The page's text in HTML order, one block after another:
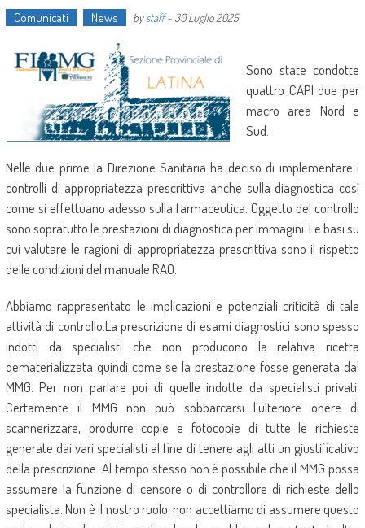
Comunicati News bystaff- 30 Luglio 2025
Sono state condotte
quattro CAPI due per
macro area Nord e
Sud.
Nelle due prime la Direzione Sanitaria ha deciso di implementare i
controlli di appropriatezza prescrittiva anche sulla diagnostica così
come si effettuano adesso sulla farmaceutica. Oggetto del controllo
sono sopratutto le prestazioni di diagnostica per immagini. Le basi su
cui valutare le ragioni di appropriatezza prescrittiva sono il rispetto
delle condizioni del manuale RAO.
Abbiamo rappresentato le implicazioni e potenziali criticità di tale
attività di controllo.La prescrizione di esami diagnostici sono spesso
indotti da specialisti che non producono la relativa ricetta
dematerializzata quindi come se la prestazione fosse generata dal
MMG. Per non parlare poi di quelle indotte da specialisti privati.
Certamente il MMG non può sobbarcarsi l’ulteriore onere di
scannerizzare, produrre copie e fotocopie di tutte le richieste
generate dai vari specialisti al fine di tenere agli atti un giustificativo
della prescrizione. Al tempo stesso non è possibile che il MMG possa
assumere la funzione di censore o di controllore di richieste dello
specialista. Non è il nostro ruolo, non accettiamo di assumere questo